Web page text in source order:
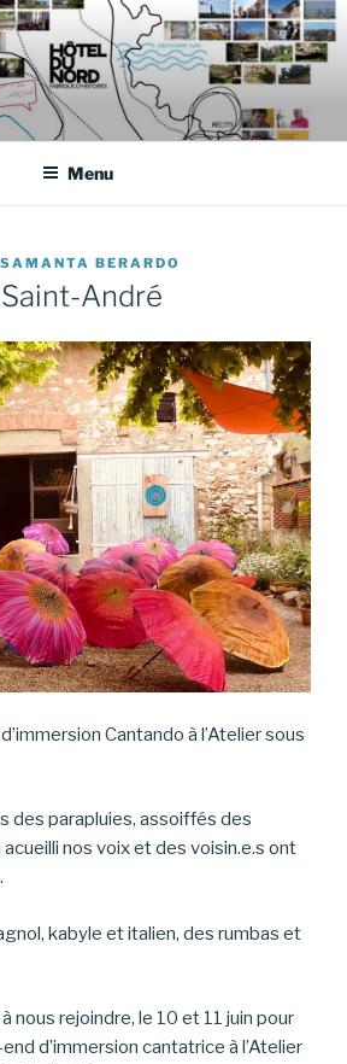
NORD
Menu
SAMANTA BERARDO
André
Cantando à l’Atelier sous
des parapluies, assoiffés des
nos voix et des voisin.e.s ont
kabyle et italien, des rumbas et
nous rejoindre, le 10 et 11 juin pour
d’immersion cantatrice à l’Atelier